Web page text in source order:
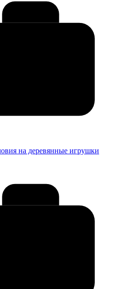
на деревянные игрушки